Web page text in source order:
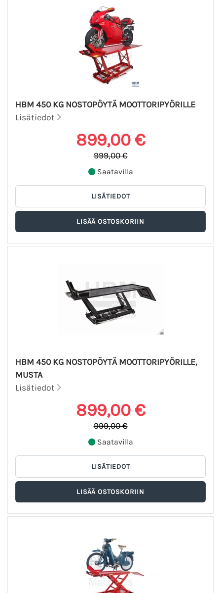
HBM 450 KG NOSTOPÖYTÄ MOOTTORIPYÖRILLE
Lisätiedot
899,00 €
999,00 €
Saatavilla
HBM 450 KG NOSTOPÖYTÄ MOOTTORIPYÖRILLE,
MUSTA
Lisätiedot
899,00 €
999,00 €
Saatavilla